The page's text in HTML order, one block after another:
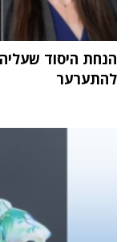
הנחת היסוד
להתערער